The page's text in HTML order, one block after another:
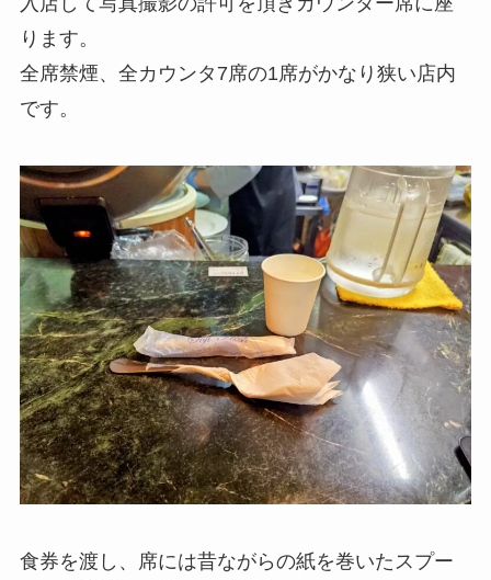
ります。
全席禁煙、全カウンタ7席の1席がかなり狭い店内
です。
食券を渡し、席には昔ながらの紙を巻いたスプー